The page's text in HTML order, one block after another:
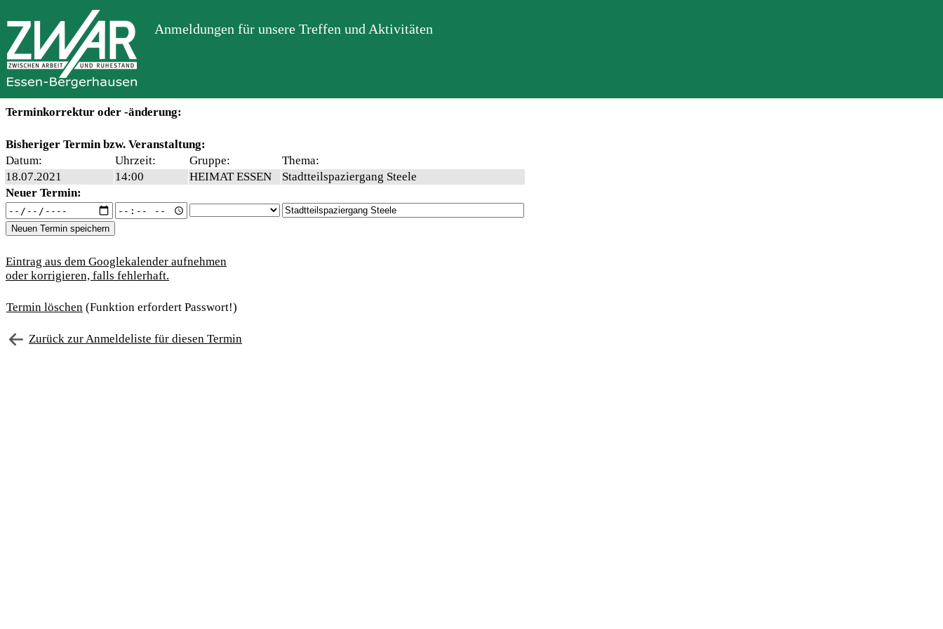
Anmeldungen für unsere Treffen und Aktivitäten
Terminkorrektur oder -änderung:
Bisheriger Termin bzw. Veranstaltung:
Datum:
Uhrzeit: Gruppe:
Thema:
18.07.2021
14:00 HEIMAT ESSEN
Stadtteilspaziergang Steele
Neuer Termin:
Eintrag aus dem Googlekalender aufnehmen
oder korrigieren, falls fehlerhaft.
Termin löschen (Funktion erfordert Passwort!)
Zurück zur Anmeldeliste für diesen Termin